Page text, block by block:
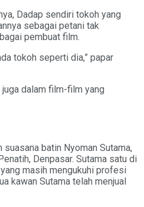
Dadap sendiri tokoh yang
sebagai petani tak
pembuat film.
tokoh seperti dia,” papar
dalam film-film yang
suasana batin Nyoman Sutama,
Denpasar. Sutama satu di
masih mengukuhi profesi
kawan Sutama telah menjual